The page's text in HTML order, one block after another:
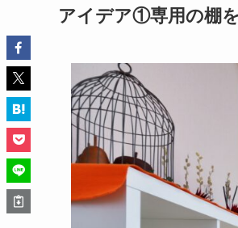
アイデア①専用の棚